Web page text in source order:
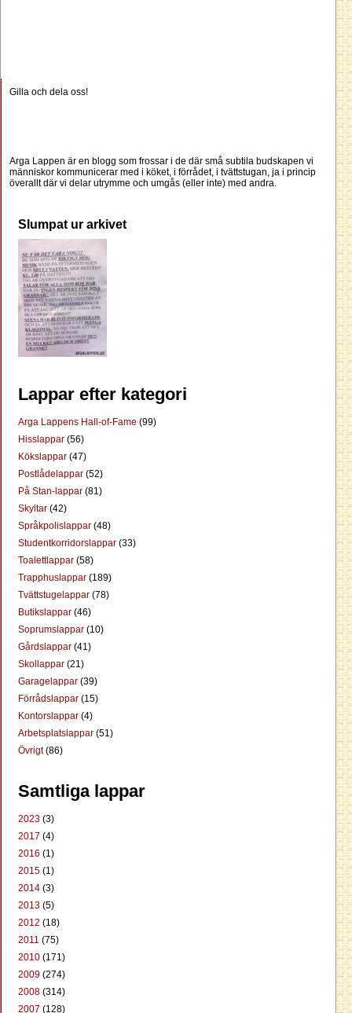
Gilla och dela oss!
Arga Lappen är en blogg som frossar i de där små subtila budskapen vi
människor kommunicerar med i köket, i förrådet, i tvättstugan, ja i princip
överallt där vi delar utrymme och umgås (eller inte) med andra.
Slumpat ur arkivet
Lappar efter kategori
Arga Lappens Hall-of-Fame (99)
Hisslappar (56)
Kökslappar (47)
Postlådelappar (52)
På Stan-lappar (81)
Skyltar (42)
Språkpolislappar (48)
Studentkorridorslappar (33)
Toalettlappar (58)
Trapphuslappar (189)
Tvättstugelappar (78)
Butikslappar (46)
Soprumslappar (10)
Gårdslappar (41)
Skollappar (21)
Garagelappar (39)
Förrådslappar (15)
Kontorslappar (4)
Arbetsplatslappar (51)
Övrigt(86)
Samtliga lappar
2023 (3)
2017 (4)
2016 (1)
2015 (1)
2014 (3)
2013 (5)
2012 (18)
2011 (75)
2010 (171)
2009 (274)
2008 (314)
2007 (128)